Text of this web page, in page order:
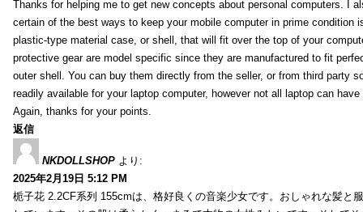
Thanks for helping me to get new concepts about personal computers. I
certain of the best ways to keep your mobile computer in prime condition
plastic-type material case, or shell, that will fit over the top of your
protective gear are model specific since they are manufactured to fit
outer shell. You can buy them directly from the seller, or from third party
readily available for your laptop computer, however not all laptop can
Again, thanks for your points.
返信
NKDOLLSHOP より:
2025年2月19日 5:12 PM
栀子花 2.2CF系列 155cmは、格好良くの音楽少女です。おしゃれな髪と